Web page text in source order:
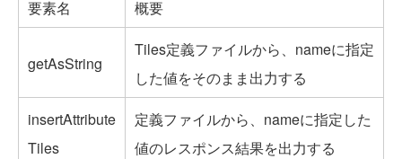
要素名
概要
getAsString
Tiles定義ファイルから、nameに指定
した値をそのまま出力する
insertAttribute
Tiles
定義ファイルから、nameに指定した
値のレスポンス結果を出力する